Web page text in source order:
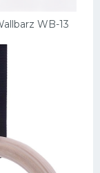
WB-13